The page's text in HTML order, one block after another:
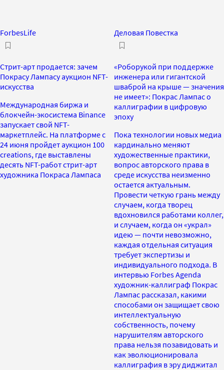
ForbesLife
Стрит-арт продается: зачем
Покрасу Лампасу аукцион NFT-
искусства
Международная биржа и
блокчейн-экосистема Binance
запускает свой NFT-
маркетплейс. На платформе с
24 июня пройдет аукцион 100
сreations, где выставлены
десять NFT-работ стрит-арт
художника Покраса Лампаса
Деловая Повестка
«Роборукой при поддержке
инженера или гигантской
шваброй на крыше — значения
не имеет»: Покрас Лампас о
каллиграфии в цифровую
эпоху
Пока технологии новых медиа
кардинально меняют
художественные практики,
вопрос авторского права в
среде искусства неизменно
остается актуальным.
Провести четкую грань между
случаем, когда творец
вдохновился работами коллег,
и случаем, когда он «украл»
идею — почти невозможно,
каждая отдельная ситуация
требует экспертизы и
индивидуального подхода. В
интервью Forbes Agenda
художник-каллиграф Покрас
Лампас рассказал, какими
способами он защищает свою
интеллектуальную
собственность, почему
нарушителям авторского
права нельзя позавидовать и
как эволюционировала
каллиграфия в эру диджитал